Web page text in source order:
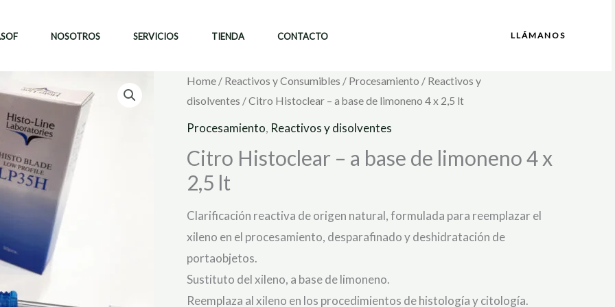
NOSOTROS SERVICIOS TIENDA CONTACTO LLÁMANOS
Home / Reactivos y Consumibles / Procesamiento / Reactivos y
disolventes / Citro Histoclear – a base de limoneno 4 x 2,5 lt
Procesamiento, Reactivos y disolventes
Citro Histoclear – a base de limoneno 4 x
2,5 lt
Clarificación reactiva de origen natural, formulada para reemplazar el
xileno en el procesamiento, desparafinado y deshidratación de
portaobjetos.
Sustituto del xileno, a base de limoneno.
Reemplaza al xileno en los procedimientos de histología y citología.